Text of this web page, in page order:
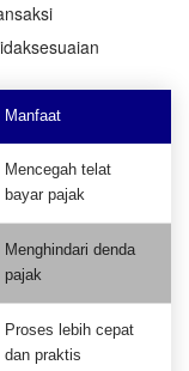
Manfaat
Mencegah telat
bayar pajak
Menghindari denda
pajak
Proses lebih cepat
dan praktis